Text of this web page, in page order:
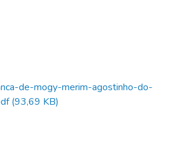
de-mogy-merim-agostinho-do-
(93,69 KB)